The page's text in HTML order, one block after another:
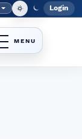
Login